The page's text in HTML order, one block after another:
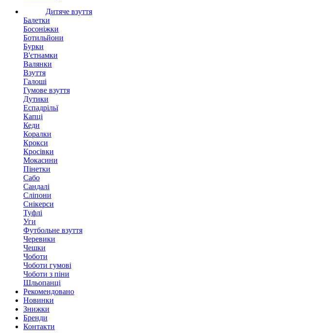
Дитяче взуття
Балетки
Босоніжки
Ботильйони
Бурки
В'єтнамки
Валянки
Взуття
Галоші
Гумове взуття
Дутики
Еспадрільї
Капці
Кеди
Коралки
Крокси
Кросівки
Мокасини
Пінетки
Сабо
Сандалі
Сліпони
Снікерси
Туфлі
Уги
Футбольне взуття
Черевики
Чешки
Чоботи
Чоботи гумові
Чоботи з піни
Шльопанці
Рекомендовано
Новинки
Знижки
Бренди
Контакти